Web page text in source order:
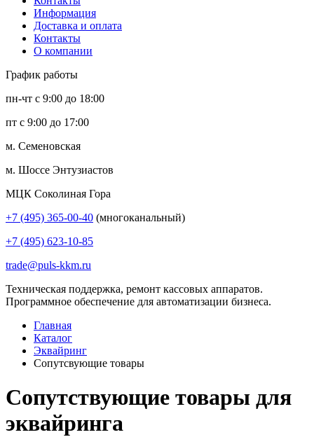
Информация
Доставка и оплата
Контакты
О компании
График работы
пн-чт с 9:00 до 18:00
пт с 9:00 до 17:00
м. Семеновская
м. Шоссе Энтузиастов
МЦК Соколиная Гора
+7 (495) 365-00-40 (многоканальный)
+7 (495) 623-10-85
trade@puls-kkm.ru
Техническая поддержка, ремонт кассовых аппаратов.
Программное обеспечение для автоматизации бизнеса.
Главная
Каталог
Эквайринг
Сопутсвующие товары
Сопутствующие товары для
эквайринга